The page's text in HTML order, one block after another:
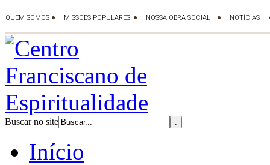
Buscar no site
Início